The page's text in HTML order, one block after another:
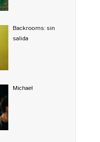
Backrooms: sin
salida
Michael